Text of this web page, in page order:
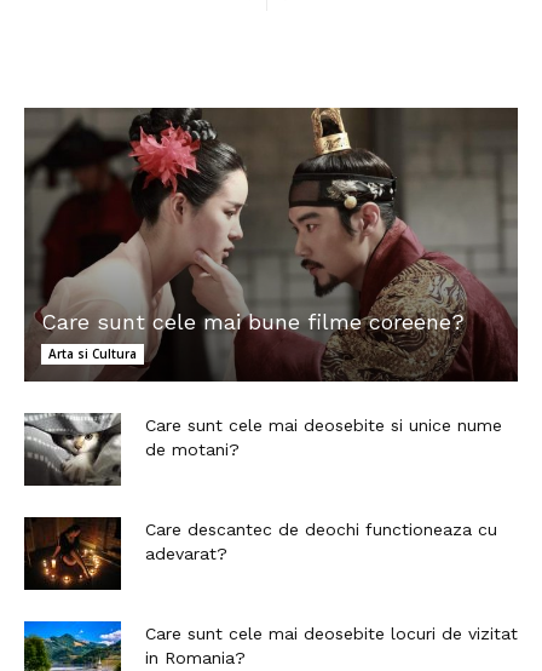
Care sunt cele mai bune filme coreene?
Arta si Cultura
Care sunt cele mai deosebite si unice nume
de motani?
Care descantec de deochi functioneaza cu
adevarat?
Care sunt cele mai deosebite locuri de vizitat
in Romania?